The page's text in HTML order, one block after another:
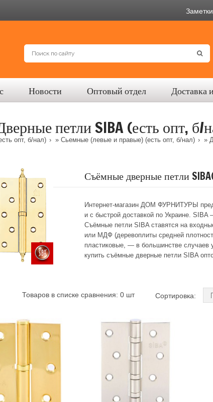
Новости Оптовый отдел Доставка
петли SIBA (есть опт, б/
опт, б/нал) » Сьемные (левые и правые) (есть опт, б/нал) »
Съёмные дверные петли
Интернет-магазин ДОМ ФУРНИТУРЫ
и с быстрой доставкой по Украине.
Съёмные петли SIBA ставятся на
или МДФ (деревоплиты средней
пластиковые, — в большинстве
купить съёмные дверные петли SIBA
Товаров в списке сравнения: 0 шт Сортировка: